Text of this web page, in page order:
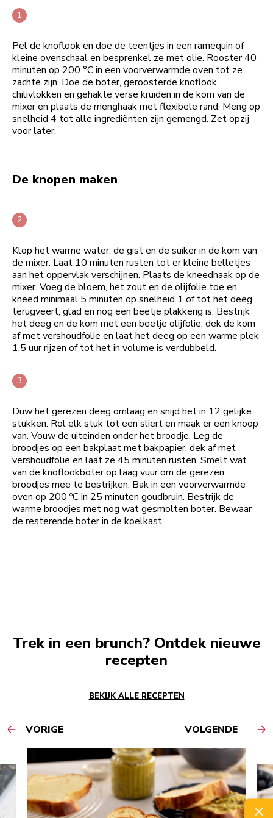
Pel de knoflook en doe de teentjes in een ramequin of
kleine ovenschaal en besprenkel ze met olie. Rooster 40
minuten op 200 °C in een voorverwarmde oven tot ze
zachte zijn. Doe de boter, geroosterde knoflook,
chilivlokken en gehakte verse kruiden in de kom van de
mixer en plaats de menghaak met flexibele rand. Meng op
snelheid 4 tot alle ingrediënten zijn gemengd. Zet opzij
voor later.
De knopen maken
Klop het warme water, de gist en de suiker in de kom van
de mixer. Laat 10 minuten rusten tot er kleine belletjes
aan het oppervlak verschijnen. Plaats de kneedhaak op de
mixer. Voeg de bloem, het zout en de olijfolie toe en
kneed minimaal 5 minuten op snelheid 1 of tot het deeg
terugveert, glad en nog een beetje plakkerig is. Bestrijk
het deeg en de kom met een beetje olijfolie, dek de kom
af met vershoudfolie en laat het deeg op een warme plek
1,5 uur rijzen of tot het in volume is verdubbeld.
Duw het gerezen deeg omlaag en snijd het in 12 gelijke
stukken. Rol elk stuk tot een sliert en maak er een knoop
van. Vouw de uiteinden onder het broodje. Leg de
broodjes op een bakplaat met bakpapier, dek af met
vershoudfolie en laat ze 45 minuten rusten. Smelt wat
van de knoflookboter op laag vuur om de gerezen
broodjes mee te bestrijken. Bak in een voorverwarmde
oven op 200 ºC in 25 minuten goudbruin. Bestrijk de
warme broodjes met nog wat gesmolten boter. Bewaar
de resterende boter in de koelkast.
Trek in een brunch? Ontdek nieuwe
recepten
BEKIJK ALLE RECEPTEN
VORIGE VOLGENDE